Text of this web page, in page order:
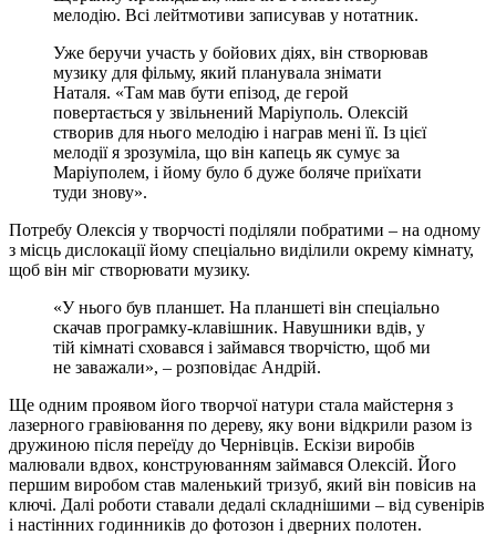
мелодію. Всі лейтмотиви записував у нотатник.
Уже беручи участь у бойових діях, він створював
музику для фільму, який планувала знімати
Наталя. «Там мав бути епізод, де герой
повертається у звільнений Маріуполь. Олексій
створив для нього мелодію і награв мені її. Із цієї
мелодії я зрозуміла, що він капець як сумує за
Маріуполем, і йому було б дуже боляче приїхати
туди знову».
Потребу Олексія у творчості поділяли побратими – на одному
з місць дислокації йому спеціально виділили окрему кімнату,
щоб він міг створювати музику.
«У нього був планшет. На планшеті він спеціально
скачав програмку-клавішник. Навушники вдів, у
тій кімнаті сховався і займався творчістю, щоб ми
не заважали», – розповідає Андрій.
Ще одним проявом його творчої натури стала майстерня з
лазерного гравіювання по дереву, яку вони відкрили разом із
дружиною після переїду до Чернівців. Ескізи виробів
малювали вдвох, конструюванням займався Олексій. Його
першим виробом став маленький тризуб, який він повісив на
ключі. Далі роботи ставали дедалі складнішими – від сувенірів
і настінних годинників до фотозон і дверних полотен.